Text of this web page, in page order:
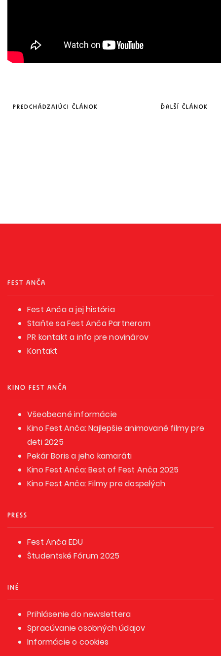
PREDCHÁDZAJÚCI ČLÁNOK ĎALŠÍ ČLÁNOK
FEST ANČA
Fest Anča a jej história
Staňte sa Fest Anča Partnerom
PR kontakt a info pre novinárov
Kontakt
KINO FEST ANČA
Všeobecné informácie
Kino Fest Anča: Najlepšie animované filmy pre
deti 2025
Pekár Boris a jeho kamaráti
Kino Fest Anča: Best of Fest Anča 2025
Kino Fest Anča: Filmy pre dospelých
PRESS
Fest Anča EDU
Študentské Fórum 2025
INÉ
Prihlásenie do newslettera
Spracúvanie osobných údajov
Informácie o cookies